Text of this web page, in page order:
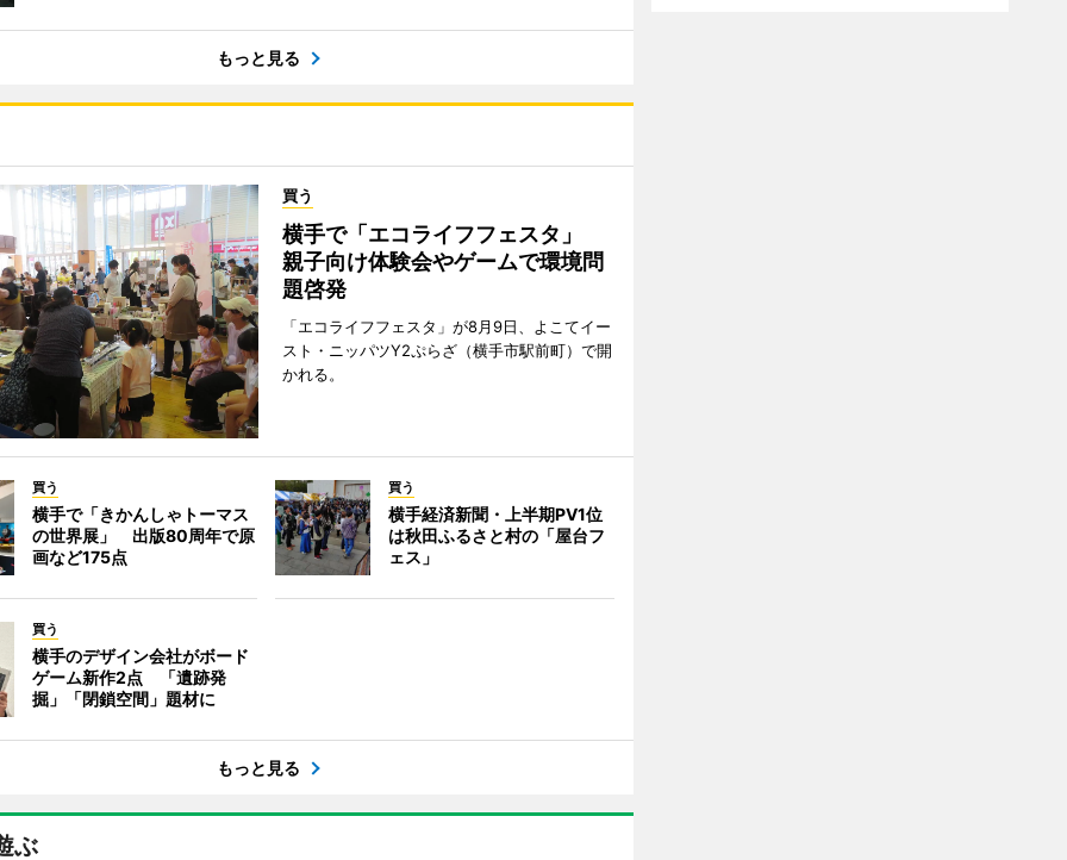
もっと見る
買う
横手で「エコライフフェスタ」
親子向け体験会やゲームで環境問
題啓発
「エコライフフェスタ」が8月9日、よこてイー
スト・ニッパツY2ぷらざ（横手市駅前町）で開
かれる。
買う
横手で「きかんしゃトーマス
の世界展」 出版80周年で原
画など175点
買う
横手経済新聞・上半期PV1位
は秋田ふるさと村の「屋台フ
ェス」
買う
横手のデザイン会社がボード
ゲーム新作2点 「遺跡発
掘」「閉鎖空間」題材に
もっと見る
ぶ